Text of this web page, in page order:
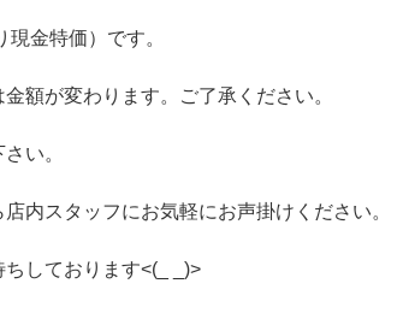
金特価）です。
額が変わります。ご了承ください。
い。
内スタッフにお気軽にお声掛けください。
しております<(_ _)>